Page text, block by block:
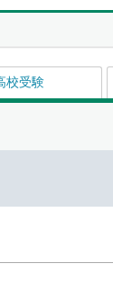
校受験